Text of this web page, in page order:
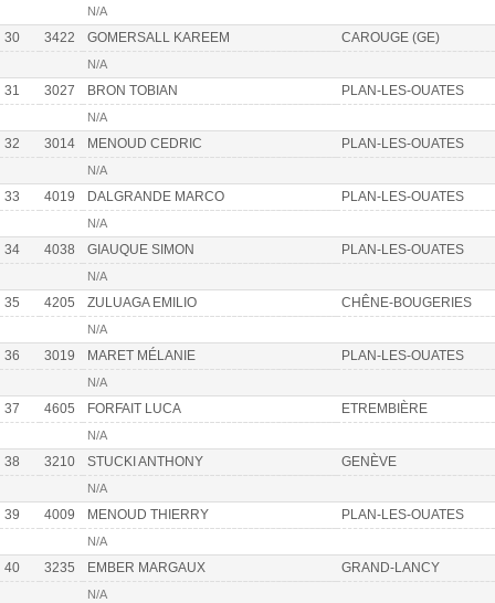
N/A
30 3422 GOMERSALL KAREEM CAROUGE (GE)
N/A
31 3027 BRON TOBIAN PLAN-LES-OUATES
N/A
32 3014 MENOUD CEDRIC PLAN-LES-OUATES
N/A
33 4019 DALGRANDE MARCO PLAN-LES-OUATES
N/A
34 4038 GIAUQUE SIMON PLAN-LES-OUATES
N/A
35 4205 ZULUAGA EMILIO CHÊNE-BOUGERIES
N/A
36 3019 MARET MÉLANIE PLAN-LES-OUATES
N/A
37 4605 FORFAIT LUCA ETREMBIÈRE
N/A
38 3210 STUCKI ANTHONY GENÈVE
N/A
39 4009 MENOUD THIERRY PLAN-LES-OUATES
N/A
40 3235 EMBER MARGAUX GRAND-LANCY
N/A